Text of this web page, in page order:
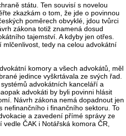
státu. Ten souvisí s novelou
zkazkám o tom, že jde o povinnou
poměrech obvyklé, jdou tvůrci
zákona totiž znamená dosud
tajemství. A kdyby jen otřes.
tedy na celou advokátní
komory a všech advokátů, měl
jedince vyškrtávala ze svých řad.
advokátních kanceláří a
advokáti by byli povinni hlásit
Návrh zákona nemá dopadnout jen
nefinančního i finančního sektoru. To
a zavedení přímé správy ze
ČAK i Notářská komora ČR,